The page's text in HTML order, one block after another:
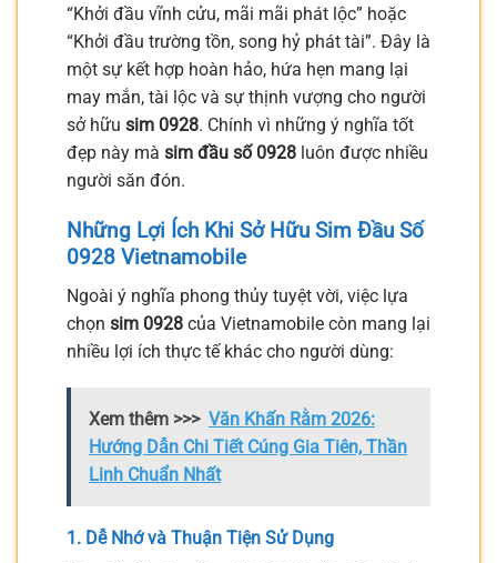
“Khởi đầu vĩnh cửu, mãi mãi phát lộc” hoặc
“Khởi đầu trường tồn, song hỷ phát tài”. Đây là
một sự kết hợp hoàn hảo, hứa hẹn mang lại
may mắn, tài lộc và sự thịnh vượng cho người
sở hữu sim 0928. Chính vì những ý nghĩa tốt
đẹp này mà sim đầu số 0928 luôn được nhiều
người săn đón.
Những Lợi Ích Khi Sở Hữu Sim Đầu Số
0928 Vietnamobile
Ngoài ý nghĩa phong thủy tuyệt vời, việc lựa
chọn sim 0928 của Vietnamobile còn mang lại
nhiều lợi ích thực tế khác cho người dùng:
Xem thêm >>> Văn Khấn Rằm 2026:
Hướng Dẫn Chi Tiết Cúng Gia Tiên, Thần
Linh Chuẩn Nhất
1. Dễ Nhớ và Thuận Tiện Sử Dụng